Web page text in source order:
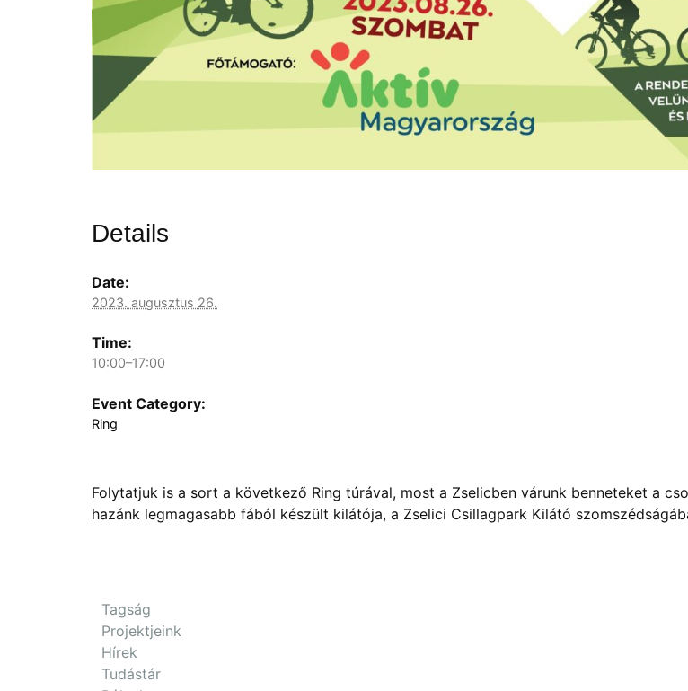
Details
Date:
2023. augusztus 26.
Time:
10:00–17:00
Event Category:
Ring
Folytatjuk is a sort a következő Ring túrával, most a Zselicben várunk benneteket a
hazánk legmagasabb fából készült kilátója, a Zselici Csillagpark Kilátó
Tagság
Projektjeink
Hírek
Tudástár